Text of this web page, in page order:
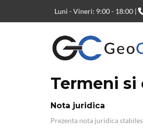
Luni - Vineri: 9:00 - 18:00 |
Termeni
Nota juridica
Prezenta nota juridica